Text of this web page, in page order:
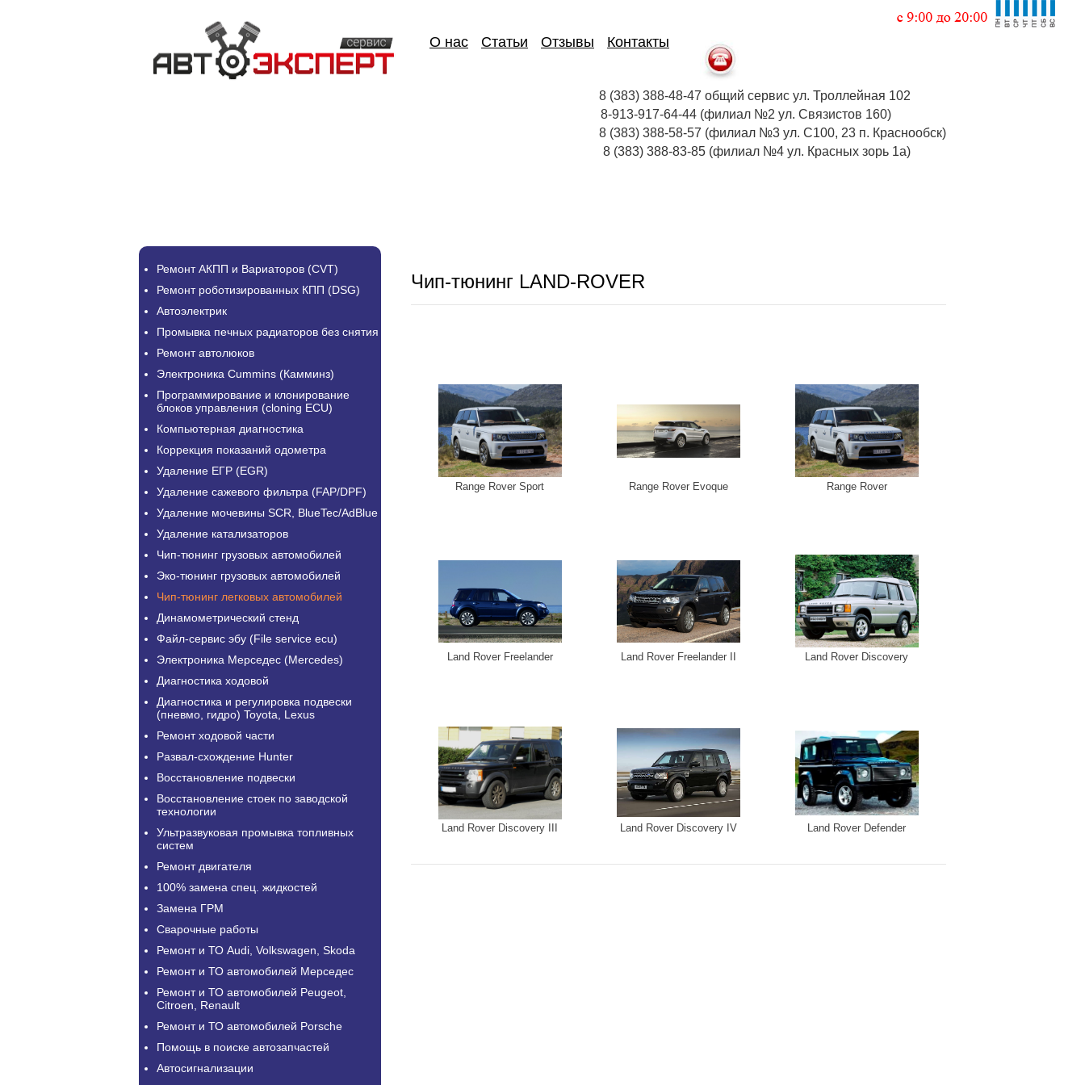
О нас Статьи Отзывы Контакты
8 (383) 388-48-47 общий сервис ул. Троллейная 102
8-913-917-64-44 (филиал №2 ул. Связистов 160)
8 (383) 388-58-57 (филиал №3 ул. С100, 23 п. Краснообск)
8 (383) 388-83-85 (филиал №4 ул. Красных зорь 1а)
Ремонт АКПП и Вариаторов (CVT)
Ремонт роботизированных КПП (DSG)
Автоэлектрик
Промывка печных радиаторов без снятия
Ремонт автолюков
Электроника Cummins (Камминз)
Программирование и клонирование
блоков управления (cloning ECU)
Компьютерная диагностика
Коррекция показаний одометра
Удаление ЕГР (EGR)
Удаление сажевого фильтра (FAP/DPF)
Удаление мочевины SCR, BlueTec/AdBlue
Удаление катализаторов
Чип-тюнинг грузовых автомобилей
Эко-тюнинг грузовых автомобилей
Чип-тюнинг легковых автомобилей
Динамометрический стенд
Файл-сервис эбу (File service ecu)
Электроника Мерседес (Mercedes)
Диагностика ходовой
Диагностика и регулировка подвески
(пневмо, гидро) Toyota, Lexus
Ремонт ходовой части
Развал-схождение Hunter
Восстановление подвески
Восстановление стоек по заводской
технологии
Ультразвуковая промывка топливных
систем
Ремонт двигателя
100% замена спец. жидкостей
Замена ГРМ
Сварочные работы
Ремонт и ТО Audi, Volkswagen, Skoda
Ремонт и ТО автомобилей Мерседес
Ремонт и ТО автомобилей Peugeot,
Citroen, Renault
Ремонт и ТО автомобилей Porsche
Помощь в поиске автозапчастей
Автосигнализации
Чип-тюнинг LAND-ROVER
Range Rover Sport Range Rover Evoque Range Rover
Land Rover Freelander Land Rover Freelander II Land Rover Discovery
Land Rover Discovery III Land Rover Discovery IV Land Rover Defender